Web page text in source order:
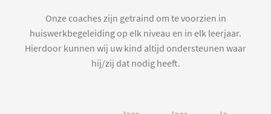
Onze coaches zijn getraind om te voorzien in
huiswerkbegeleiding op elk niveau en in elk leerjaar.
Hierdoor kunnen wij uw kind altijd ondersteunen waar
hij/zij dat nodig heeft.